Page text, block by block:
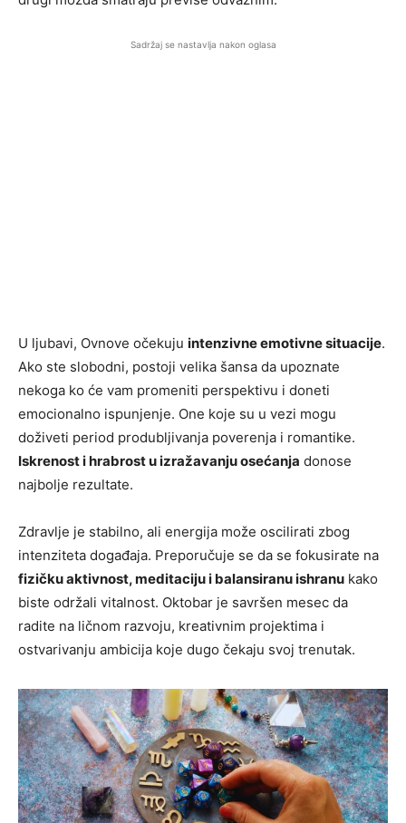
Sadržaj se nastavlja nakon oglasa
U ljubavi, Ovnove očekuju intenzivne emotivne situacije.
Ako ste slobodni, postoji velika šansa da upoznate
nekoga ko će vam promeniti perspektivu i doneti
emocionalno ispunjenje. One koje su u vezi mogu
doživeti period produbljivanja poverenja i romantike.
Iskrenost i hrabrost u izražavanju osećanja donose
najbolje rezultate.
Zdravlje je stabilno, ali energija može oscilirati zbog
intenziteta događaja. Preporučuje se da se fokusirate na
fizičku aktivnost, meditaciju i balansiranu ishranu kako
biste održali vitalnost. Oktobar je savršen mesec da
radite na ličnom razvoju, kreativnim projektima i
ostvarivanju ambicija koje dugo čekaju svoj trenutak.